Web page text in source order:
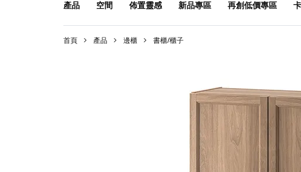
產品 空間 佈置靈感 新品專區 再創低價專區
首頁 產品 邊櫃 書櫃/櫃子